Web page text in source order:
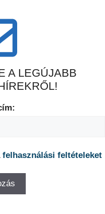
A LEGÚJABB
felhasználási feltételeket